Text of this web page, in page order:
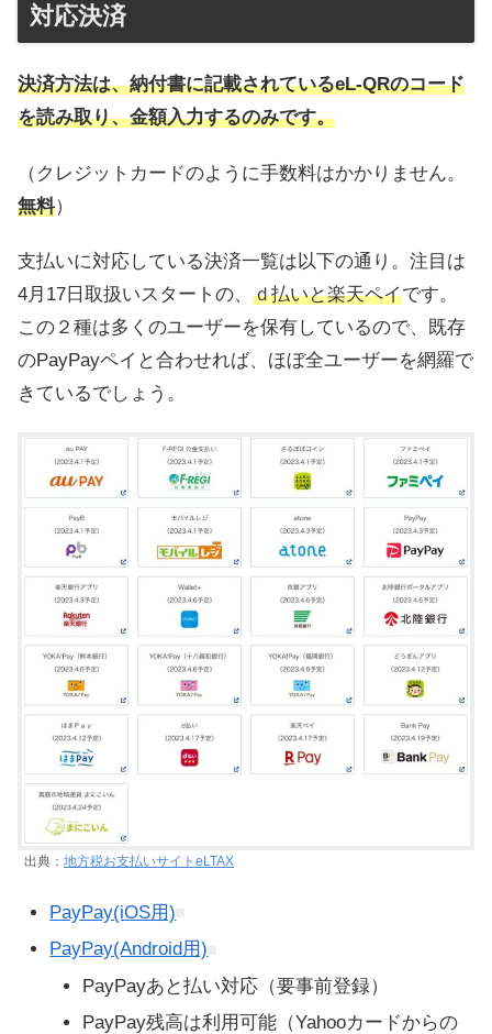
対応決済
決済方法は、納付書に記載されているeL-QRのコード
を読み取り、金額入力するのみです。
（クレジットカードのように手数料はかかりません。
無料）
支払いに対応している決済一覧は以下の通り。注目は
4月17日取扱いスタートの、 ｄ払いと楽天ペイです。
この２種は多くのユーザーを保有しているので、既存
のPayPayペイと合わせれば、ほぼ全ユーザーを網羅で
きているでしょう。
出典： 地方税お支払いサイトeLTAX
PayPay(iOS用)
PayPay(Android用)
PayPayあと払い対応（要事前登録）
PayPay残高は利用可能（Yahooカードからの